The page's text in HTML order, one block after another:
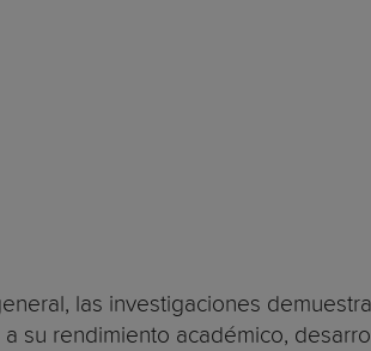
las investigaciones
su rendimiento académico,